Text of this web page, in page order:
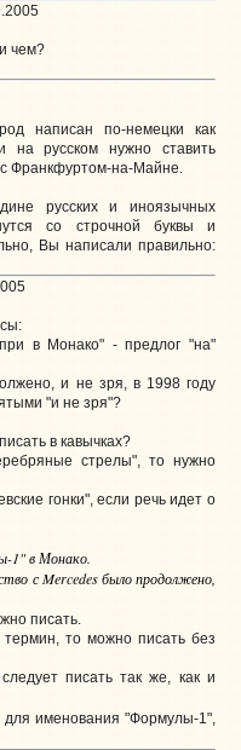
чем?
написан по-немецки как
русском нужно ставить
Франкфуртом-на-Майне.
русских и иноязычных
со строчной буквы и
Вы написали правильно:
в Монако" - предлог "на"
и не зря, в 1998 году
"и не зря"?
в кавычках?
стрелы", то нужно
гонки", если речь идет о
1" в Монако.
с Mercedes было продолжено,
писать.
то можно писать без
писать так же, как и
именования "Формулы-1",